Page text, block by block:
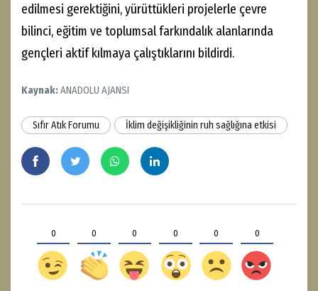
edilmesi gerektiğini, yürüttükleri projelerle çevre
bilinci, eğitim ve toplumsal farkındalık alanlarında
gençleri aktif kılmaya çalıştıklarını bildirdi.
Kaynak:ANADOLU AJANSI
Sıfır Atık Forumu İklim değişikliğinin ruh sağlığına etkisi
0 0 0 0 0 0